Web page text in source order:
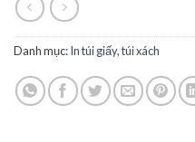
Danh mục:In túi giấy, túi xách